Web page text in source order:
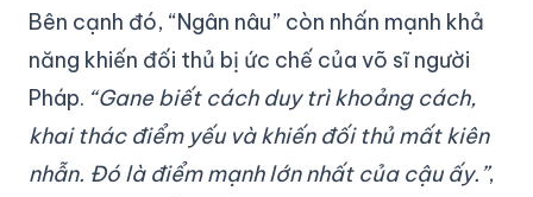
Bên cạnh đó, “Ngân nâu” còn nhấn mạnh khả
năng khiến đối thủ bị ức chế của võ sĩ người
Pháp. “Gane biết cách duy trì khoảng cách,
khai thác điểm yếu và khiến đối thủ mất kiên
nhẫn. Đó là điểm mạnh lớn nhất của cậu ấy.”,